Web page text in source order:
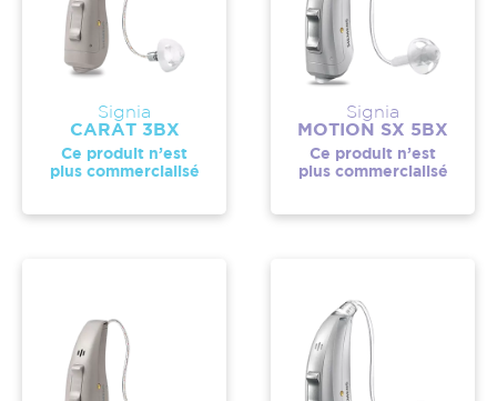
Signia
CARAT 3BX
Ce produit n’est
plus commercialisé
Signia
MOTION SX 5BX
Ce produit n’est
plus commercialisé